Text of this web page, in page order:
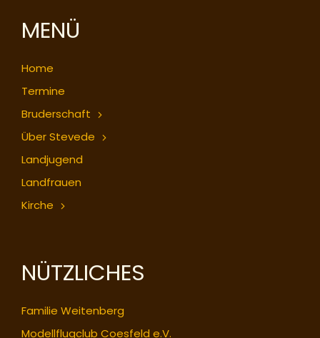
MENÜ
Home
Termine
Bruderschaft
Über Stevede
Landjugend
Landfrauen
Kirche
NÜTZLICHES
Familie Weitenberg
Modellflugclub Coesfeld e.V.